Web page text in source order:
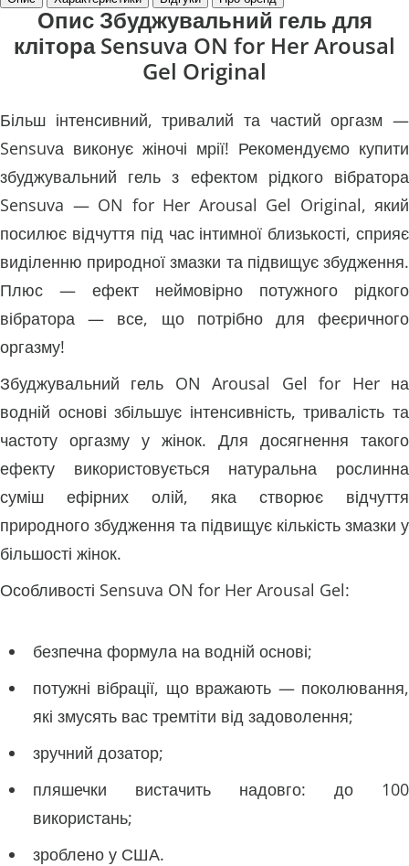
Опис Збуджувальний гель для
клітора Sensuva ON for Her Arousal
Gel Original
Більш інтенсивний, тривалий та частий оргазм —
Sensuvа виконує жіночі мрії! Рекомендуємо купити
збуджувальний гель з ефектом рідкого вібратора
Sensuva — ON for Her Arousal Gel Original, який
посилює відчуття під час інтимної близькості, сприяє
виділенню природної змазки та підвищує збудження.
Плюс — ефект неймовірно потужного рідкого
вібратора — все, що потрібно для феєричного
оргазму!
Збуджувальний гель ON Arousal Gel for Her на
водній основі збільшує інтенсивність, тривалість та
частоту оргазму у жінок. Для досягнення такого
ефекту використовується натуральна рослинна
суміш ефірних олій, яка створює відчуття
природного збудження та підвищує кількість змазки у
більшості жінок.
Особливості Sensuva ON for Her Arousal Gel:
безпечна формула на водній основі;
потужні вібрації, що вражають — поколювання,
які змусять вас тремтіти від задоволення;
зручний дозатор;
пляшечки вистачить надовго: до 100
використань;
зроблено у США.